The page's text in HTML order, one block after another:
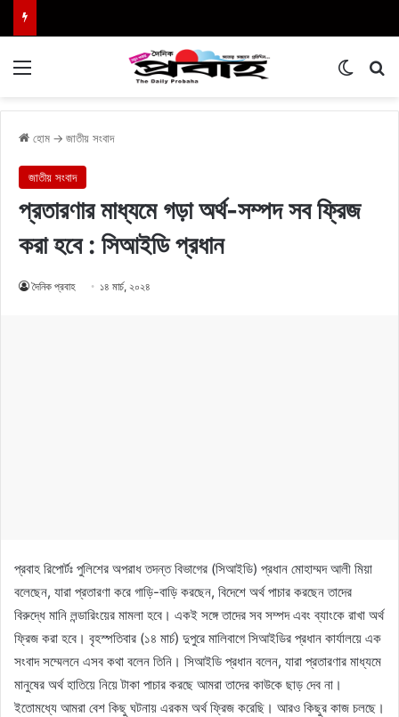
হোম → জাতীয় সংবাদ
জাতীয় সংবাদ
প্রতারণার মাধ্যমে গড়া অর্থ-সম্পদ সব ফ্রিজ
করা হবে : সিআইডি প্রধান
দৈনিক প্রবাহ ১৪ মার্চ, ২০২৪
প্রবাহ রিপোর্টঃ পুলিশের অপরাধ তদন্ত বিভাগের (সিআইডি) প্রধান মোহাম্মদ আলী মিয়া
বলেছেন, যারা প্রতারণা করে গাড়ি-বাড়ি করছেন, বিদেশে অর্থ পাচার করছেন তাদের
বিরুদ্ধে মানি লন্ডারিংয়ের মামলা হবে। একই সঙ্গে তাদের সব সম্পদ এবং ব্যাংকে রাখা অর্থ
ফ্রিজ করা হবে। বৃহস্পতিবার (১৪ মার্চ) দুপুরে মালিবাগে সিআইডির প্রধান কার্যালয়ে এক
সংবাদ সম্মেলনে এসব কথা বলেন তিনি। সিআইডি প্রধান বলেন, যারা প্রতারণার মাধ্যমে
মানুষের অর্থ হাতিয়ে নিয়ে টাকা পাচার করছে আমরা তাদের কাউকে ছাড় দেব না।
ইতোমধ্যে আমরা বেশ কিছু ঘটনায় এরকম অর্থ ফ্রিজ করেছি। আরও কিছুর কাজ চলছে।